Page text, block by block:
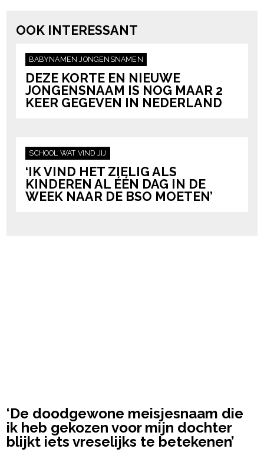
OOK INTERESSANT
BABYNAMENJONGENSNAMEN
DEZE KORTE EN NIEUWE
JONGENSNAAM IS NOG MAAR 2
KEER GEGEVEN IN NEDERLAND
SCHOOL WAT VIND JIJ
‘IK VIND HET ZIELIG ALS
KINDEREN AL ÉÉN DAG IN DE
WEEK NAAR DE BSO MOETEN’
‘De doodgewone meisjesnaam die
ik heb gekozen voor mijn dochter
blijkt iets vreselijks te betekenen’